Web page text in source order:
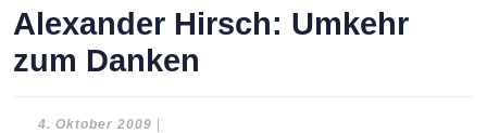
Alexander Hirsch: Umkehr
zum Danken
4. Oktober 2009 4.